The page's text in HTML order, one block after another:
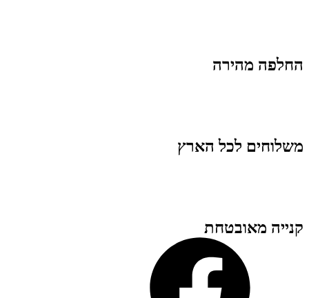
החלפה מהירה
משלוחים לכל הארץ
קנייה מאובטחת